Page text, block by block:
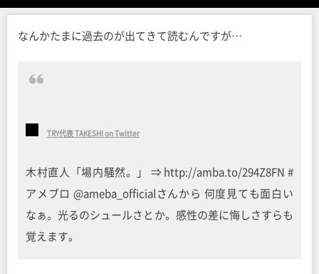
なんかたまに過去のが出てきて読むんですが…
TRY代表 TAKESHI on Twitter
木村直人「場内騒然。」 ⇒ http://amba.to/294Z8FN #
アメブロ @ameba_officialさんから 何度見ても面白い
なぁ。光るのシュールさとか。感性の差に悔しさすらも
覚えます。